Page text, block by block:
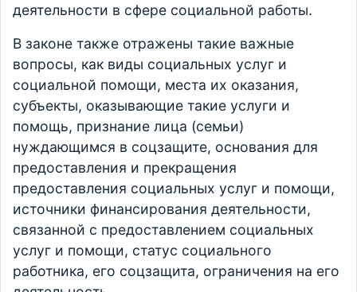
деятельности в сфере социальной работы.
В законе также отражены такие важные
вопросы, как виды социальных услуг и
социальной помощи, места их оказания,
субъекты, оказывающие такие услуги и
помощь, признание лица (семьи)
нуждающимся в соцзащите, основания для
предоставления и прекращения
предоставления социальных услуг и помощи,
источники финансирования деятельности,
связанной с предоставлением социальных
услуг и помощи, статус социального
работника, его соцзащита, ограничения на его